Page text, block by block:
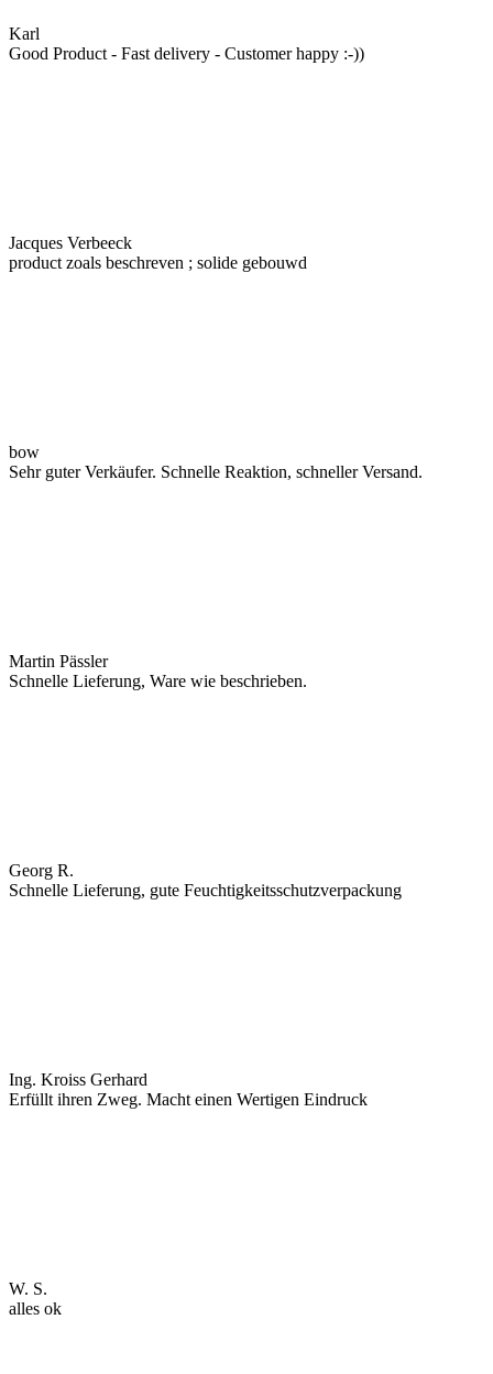
Karl
Good Product - Fast delivery - Customer happy :-))
Jacques Verbeeck
product zoals beschreven ; solide gebouwd
bow
Sehr guter Verkäufer. Schnelle Reaktion, schneller Versand.
Martin Pässler
Schnelle Lieferung, Ware wie beschrieben.
Georg R.
Schnelle Lieferung, gute Feuchtigkeitsschutzverpackung
Ing. Kroiss Gerhard
Erfüllt ihren Zweg. Macht einen Wertigen Eindruck
W. S.
alles ok